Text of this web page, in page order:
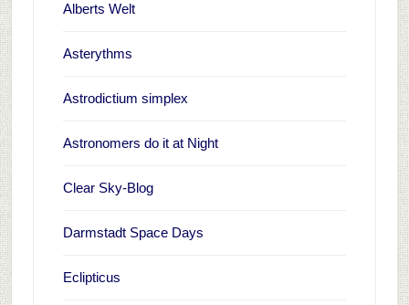
Alberts Welt
Asterythms
Astrodictium simplex
Astronomers do it at Night
Clear Sky-Blog
Darmstadt Space Days
Eclipticus